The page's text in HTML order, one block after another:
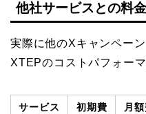
他社サービスとの料
実際に他のXキャンペー
XTEPのコストパフォー
サービス
初期費
月